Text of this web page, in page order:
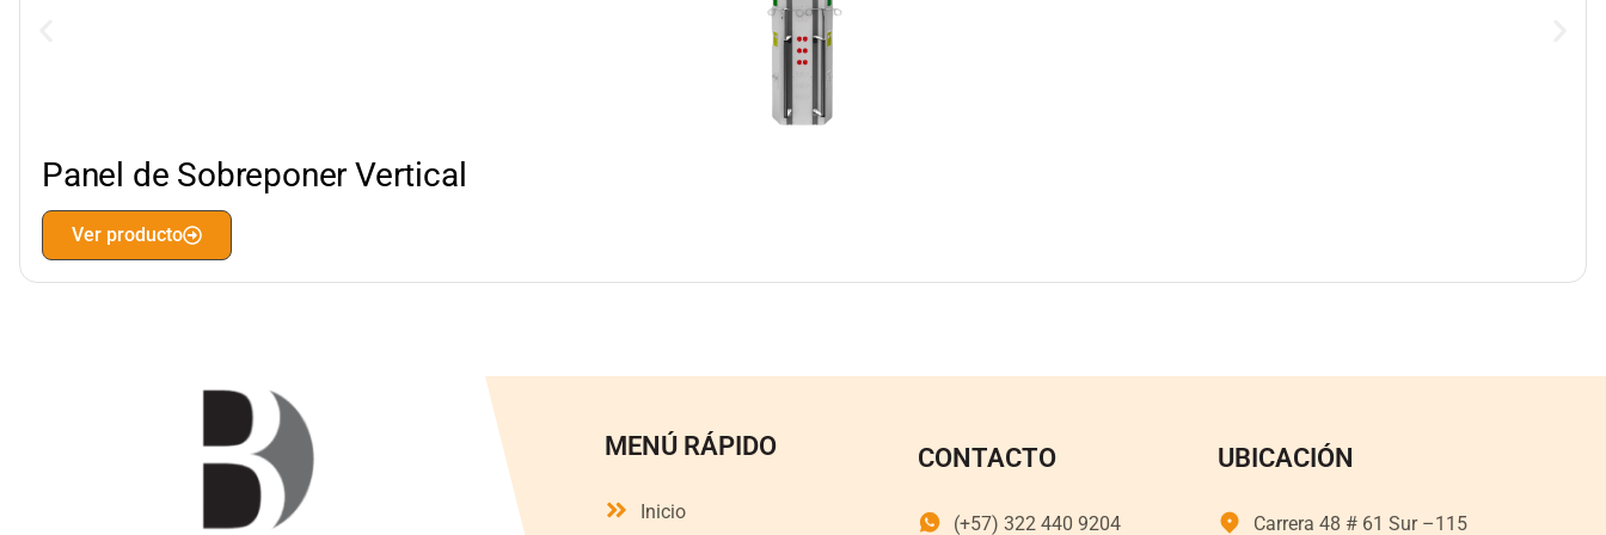
Panel de Sobreponer Vertical
Ver producto
MENÚ RÁPIDO
Inicio
CONTACTO
(+57) 322 440 9204
UBICACIÓN
Carrera 48 # 61 Sur –115